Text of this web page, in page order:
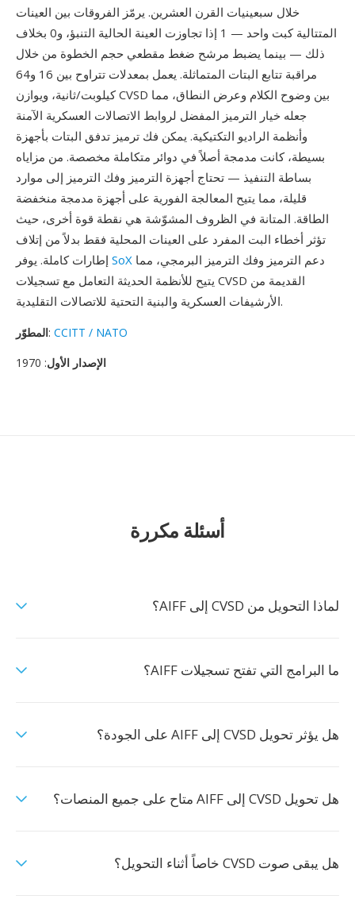
خلال سبعينيات القرن العشرين. يرمّز الفروقات بين العينات
المتتالية كبت واحد — 1 إذا تجاوزت العينة الحالية التنبؤ، و0 بخلاف
ذلك — بينما يضبط مرشح ضغط مقطعي حجم الخطوة من خلال
مراقبة تتابع البتات المتماثلة. يعمل بمعدلات تتراوح بين 16 و64
كيلوبت/ثانية، ويوازن CVSD بين وضوح الكلام وعرض النطاق، مما
جعله خيار الترميز المفضل لروابط الاتصالات العسكرية الآمنة
وأنظمة الراديو التكتيكية. يمكن فك ترميز تدفق البتات بأجهزة
بسيطة، كانت مدمجة أصلاً في دوائر متكاملة مخصصة. من مزاياه
بساطة التنفيذ — تحتاج أجهزة الترميز وفك الترميز إلى موارد
قليلة، مما يتيح المعالجة الفورية على أجهزة مدمجة منخفضة
الطاقة. المتانة في الظروف المشوّشة هي نقطة قوة أخرى، حيث
تؤثر أخطاء البت المفرد على العينات المحلية فقط بدلاً من إتلاف
SoX
يتيح للأنظمة الحديثة التعامل مع تسجيلات CVSD القديمة من
الأرشيفات العسكرية والبنية التحتية للاتصالات التقليدية.
المطوّر: CCITT / NATO
الإصدار الأول: 1970
أسئلة مكررة
لماذا التحويل من CVSD إلى AIFF؟
ما البرامج التي تفتح تسجيلات AIFF؟
هل يؤثر تحويل CVSD إلى AIFF على الجودة؟
هل تحويل CVSD إلى AIFF متاح على جميع المنصات؟
هل يبقى صوت CVSD خاصاً أثناء التحويل؟